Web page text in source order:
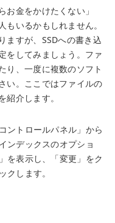
お金をかけたくない」
もいるかもしれません。
ますが、SSDへの書き込
をしてみましょう。ファ
り、一度に複数のソフト
い。ここではファイルの
介します。
コントロールパネル」から
インデックスのオプショ
を表示し、「変更」をク
クします。